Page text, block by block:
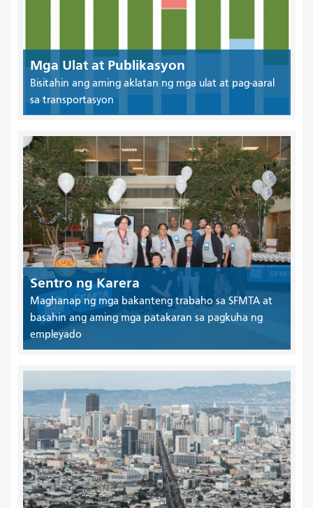
Mga Ulat at Publikasyon
Bisitahin ang aming aklatan ng mga ulat at pag-aaral
sa transportasyon
Sentro ng Karera
Maghanap ng mga bakanteng trabaho sa SFMTA at
basahin ang aming mga patakaran sa pagkuha ng
empleyado